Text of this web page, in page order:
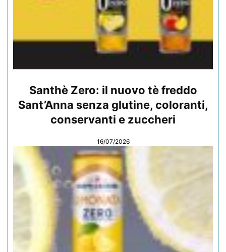
Santhè Zero: il nuovo tè freddo
Sant’Anna senza glutine, coloranti,
conservanti e zuccheri
16/07/2026